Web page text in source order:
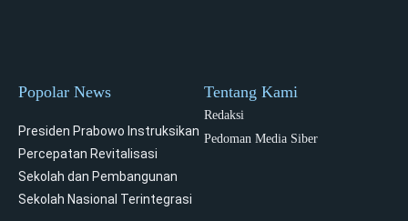
Popolar News
Presiden Prabowo Instruksikan
Percepatan Revitalisasi
Sekolah dan Pembangunan
Sekolah Nasional Terintegrasi
Tentang Kami
Redaksi
Pedoman Media Siber